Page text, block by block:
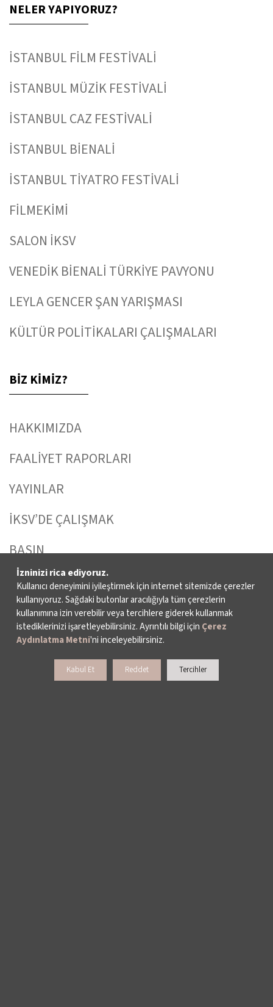
NELER YAPIYORUZ?
İSTANBUL FİLM FESTİVALİ
İSTANBUL MÜZİK FESTİVALİ
İSTANBUL CAZ FESTİVALİ
İSTANBUL BİENALİ
İSTANBUL TİYATRO FESTİVALİ
FİLMEKİMİ
SALON İKSV
VENEDİK BİENALİ TÜRKİYE PAVYONU
LEYLA GENCER ŞAN YARIŞMASI
KÜLTÜR POLİTİKALARI ÇALIŞMALARI
BİZ KİMİZ?
HAKKIMIZDA
FAALİYET RAPORLARI
YAYINLAR
İKSV’DE ÇALIŞMAK
BASIN
ARŞİV
BİZE ULAŞIN
DESTEKLERİNİZİ BEKLİYORUZ
İzninizi rica ediyoruz.
Kullanıcı deneyimini iyileştirmek için internet sitemizde çerezler
kullanıyoruz. Sağdaki butonlar aracılığıyla tüm çerezlerin
kullanımına izin verebilir veya tercihlere giderek kullanmak
istediklerinizi işaretleyebilirsiniz. Ayrıntılı bilgi için Çerez
Aydınlatma Metni'ni inceleyebilirsiniz.
Kabul Et Reddet Tercihler